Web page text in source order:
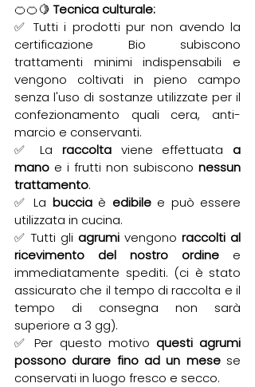
🍊🍊🍋 Tecnica culturale:
✅ Tutti i prodotti pur non avendo la
certificazione Bio subiscono
trattamenti minimi indispensabili e
vengono coltivati in pieno campo
senza l'uso di sostanze utilizzate per il
confezionamento quali cera, anti-
marcio e conservanti.
✅ La raccolta viene effettuata a
mano e i frutti non subiscono nessun
trattamento.
✅ La buccia è edibile e può essere
utilizzata in cucina.
✅ Tutti gli agrumi vengono raccolti al
ricevimento del nostro ordine e
immediatamente spediti. (ci è stato
assicurato che il tempo di raccolta e il
tempo di consegna non sarà
superiore a 3 gg).
✅ Per questo motivo questi agrumi
possono durare fino ad un mese se
conservati in luogo fresco e secco.